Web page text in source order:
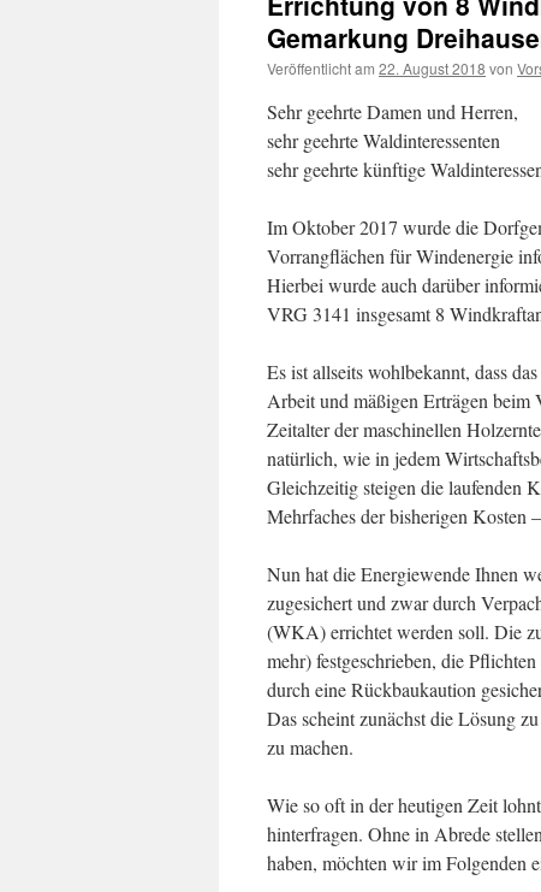
Gemarkung
Veröffentlicht am 22. August 2018 von
Sehr geehrte Damen und Herren,
sehr geehrte Waldinteressenten
sehr geehrte künftige
Im Oktober 2017 wurde die
Vorrangflächen für Windenergie
Hierbei wurde auch darüber
VRG 3141 insgesamt 8
Es ist allseits wohlbekannt, dass
Arbeit und mäßigen Erträgen beim
Zeitalter der maschinellen
natürlich, wie in jedem
Gleichzeitig steigen die laufenden
Mehrfaches der bisherigen Kosten
Nun hat die Energiewende Ihnen
zugesichert und zwar durch
(WKA) errichtet werden soll. Die
mehr) festgeschrieben, die
durch eine Rückbaukaution
Das scheint zunächst die Lösung
zu machen.
Wie so oft in der heutigen Zeit
hinterfragen. Ohne in Abrede
haben, möchten wir im Folgenden